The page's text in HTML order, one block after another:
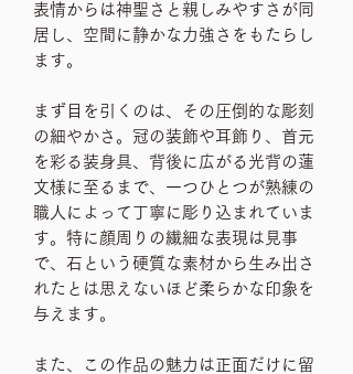
表情からは神聖さと親しみやすさが同
居し、空間に静かな力強さをもたらし
ます。
まず目を引くのは、その圧倒的な彫刻
の細やかさ。冠の装飾や耳飾り、首元
を彩る装身具、背後に広がる光背の蓮
文様に至るまで、一つひとつが熟練の
職人によって丁寧に彫り込まれていま
す。特に顔周りの繊細な表現は見事
で、石という硬質な素材から生み出さ
れたとは思えないほど柔らかな印象を
与えます。
また、この作品の魅力は正面だけに留